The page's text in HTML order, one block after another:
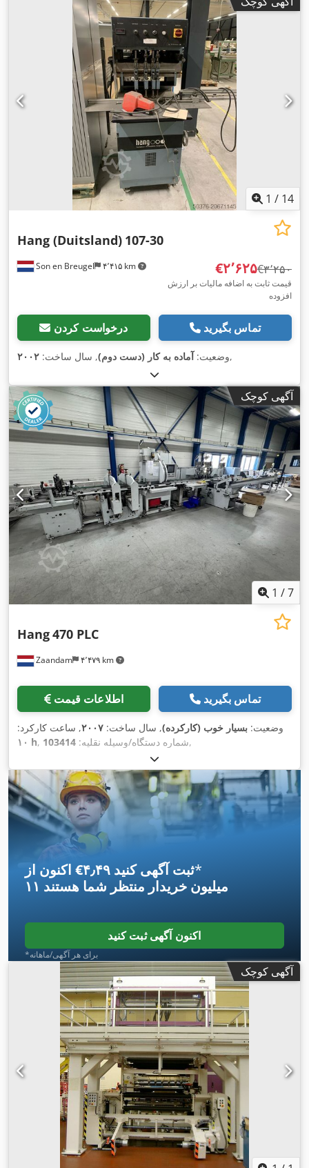
1 / 14
Son en Breugel ۴٬۴۱۵ km
Hang (Duitsland) 107-30
‎€۲٬۶۲۵ ‎€۳٬۲۵۰
قیمت ثابت به اضافه مالیات بر ارزش
افزوده
درخواست کردن تماس بگیرید
وضعیت:آماده به کار (دست دوم), سال ساخت: ۲۰۰۲ ,
آگهی کوچک
1 /7
Zaandam ۴٬۴۷۹ km
Hang470 PLC
اطلاعات قیمت تماس بگیرید
وضعیت: بسیار خوب (کارکرده), سال ساخت: ۲۰۰۷, ساعت کارکرد:
۱۰ h
, شماره دستگاه/وسیله نقلیه: 103414 ,
اکنون از ‎€۴٫۴۹ ثبت آگهی کنید*
۱۱ میلیون خریدار منتظر شما هستند
اکنون آگهی ثبت کنید
*برای هر آگهی/ماهانه
آگهی کوچک